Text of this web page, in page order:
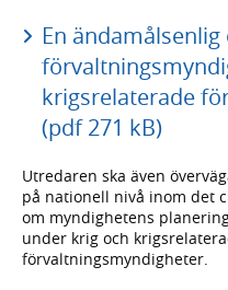
En
krigsrelaterade
(pdf 271 kB)
Utredaren ska även
på nationell nivå inom det
om myndighetens
under krig och
förvaltningsmyndigheter.